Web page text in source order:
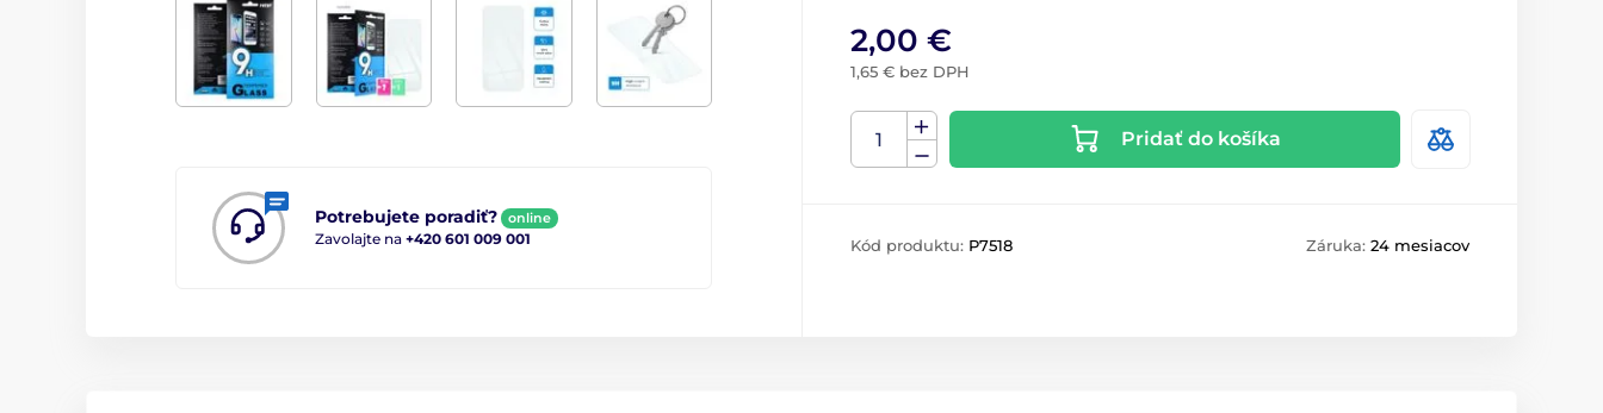
Potrebujete poradiť? online
Zavolajte na +420 601 009 001
2,00 €
1,65 € bez DPH
Pridať do košíka
Kód produktu: P7518 Záruka: 24 mesiacov